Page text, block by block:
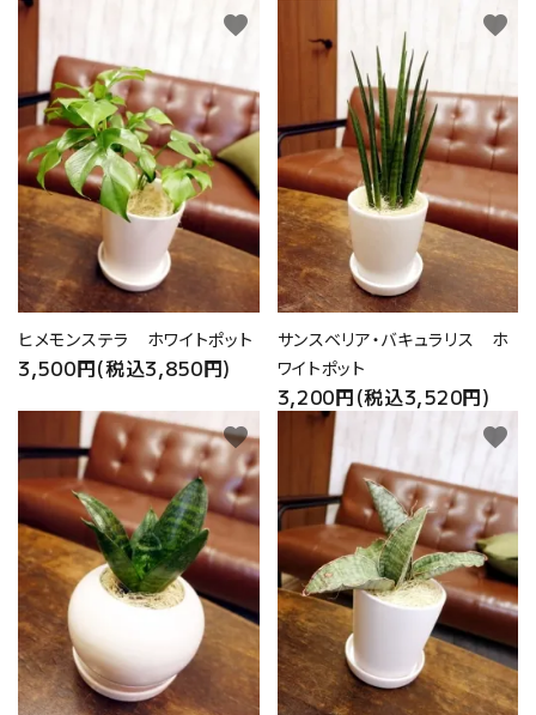
ヒメモンステラ ホワイトポット
3,500円(税込3,850円)
favorite
サンスベリア・バキュラリス ホ
ワイトポット
3,200円(税込3,520円)
favorite
favorite favorite